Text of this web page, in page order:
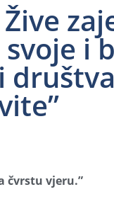
svoje i
čvrstu vjeru.”